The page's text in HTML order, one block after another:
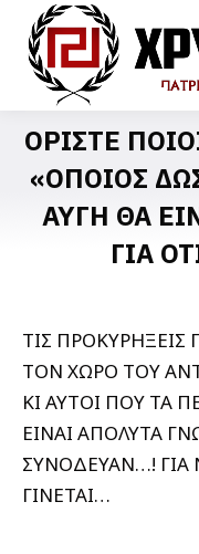
ΟΡΙΣΤΕ
«ΟΠΟΙΟΣ
ΑΥΓΗ ΘΑ
ΓΙΑ
ΤΙΣ
ΤΟΝ ΧΩΡΟ ΤΟΥ
ΚΙ ΑΥΤΟΙ ΠΟΥ ΤΑ
ΕΙΝΑΙ ΑΠΟΛΥΤΑ
ΣΥΝΟΔΕΥΑΝ…! ΓΙΑ
ΓΙΝΕΤΑΙ…